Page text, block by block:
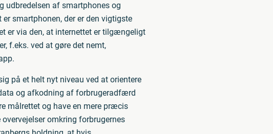
udbredelsen af smartphones og
smartphonen, der er den vigtigste
er via den, at internettet er tilgængeligt
f.eks. ved at gøre det nemt,
på et helt nyt niveau ved at orientere
og afkodning af forbrugeradfærd
målrettet og have en mere præcis
omkring forbrugernes